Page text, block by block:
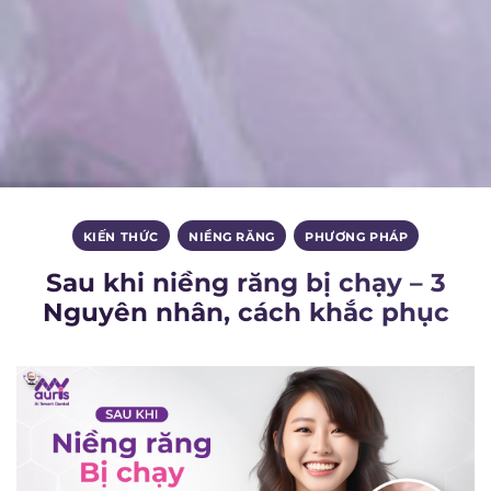
KIẾN THỨC , NIỀNG RĂNG , PHƯƠNG PHÁP
Sau khi niềng răng bị chạy – 3
Nguyên nhân, cách khắc phục